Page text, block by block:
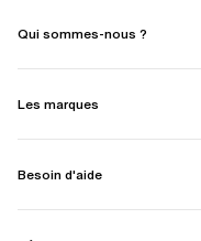
Qui sommes-nous ?
Les marques
Besoin d'aide